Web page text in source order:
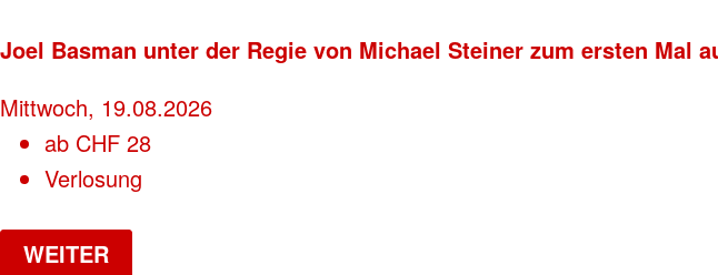
Joel Basman unter der Regie von Michael Steiner zum ersten Mal
Mittwoch, 19.08.2026
ab CHF 28
Verlosung
WEITER